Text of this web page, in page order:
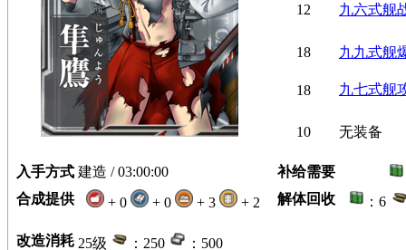
12 九六式舰
18 九九式舰
18 九七式舰
10 无装备
入手方式 建造 / 03:00:00 补给需要
合成提供
+ 0 + 0 + 3 + 2 解体回收 ：6
改造消耗 25级 ：250 ：500